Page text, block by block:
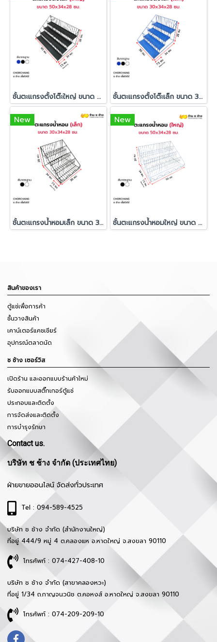
ชั้นตะแกรงตั้งโต๊ะใหญ่ ขนาด 50 x 34 x 28 cm. ชั้นตะแกรงตั้งโต๊ะเล็ก ขนาด 30 x 34 x 28 cm.
New
ชั้นตะแกรงน้ำหอมเล็ก ขนาด 30 x 34 x 28 cm.
New
ชั้นตะแกรงน้ำหอมใหญ่ ขนาด 50 x 34 x 28 cm.
สินค้าของเรา
ตู้แช่เพื่อการค้า
ชั้นวางสินค้า
เคาน์เตอร์แคชเชียร์
อุปกรณ์ตลาดนัด
ช ช้าง เซอร์วิส
เปิดร้าน และออกแบบร้านค้าใหม่
รับออกแบบสติ๊กเกอร์ตู้แช่
ประกอบและติดตั้ง
การจัดส่งและติดตั้ง
การบำรุงรักษา
Contact us.
บริษัท ช ช้าง จำกัด (ประเทศไทย)
ฝ่ายขายออนไลน์ จัดส่งทั่วประเทศ
Tel : 094-589-4525
บริษัท ช ช้าง จำกัด (สำนักงานใหญ่)
ที่อยู่ 444/9 หมู่ 4 ต.คลองแห อ.หาดใหญ่ จ.สงขลา 90110
โทรศัพท์ : 074-427-408-10
บริษัท ช ช้าง จำกัด (สาขาคลองหวะ)
ที่อยู่ 1/34 ถ.กาญจนวนิช ต.คอหงส์ อ.หาดใหญ่ จ.สงขลา 90110
โทรศัพท์ : 074-209-209-10